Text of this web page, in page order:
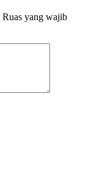
Ruas yang wajib